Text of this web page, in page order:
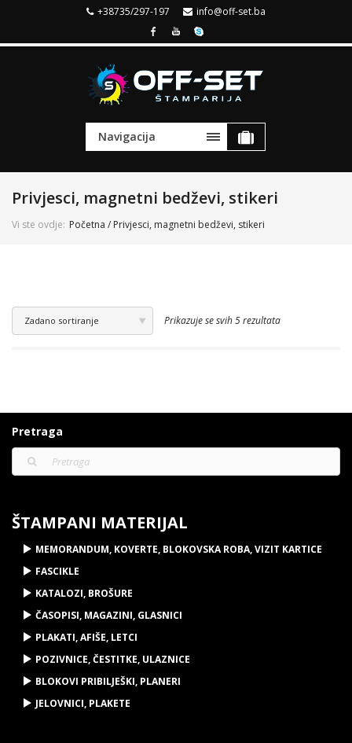
+38735/297-197 info@off-set.ba
Navigacija
Privjesci, magnetni bedževi, stikeri
Vi ste ovdje: Početna / Privjesci, magnetni bedževi, stikeri
Zadano sortiranje Prikazuje se svih 5 rezultata
Pretraga
ŠTAMPANI MATERIJAL
MEMORANDUM, KOVERTE, BLOKOVSKA ROBA, VIZIT KARTICE
FASCIKLE
KATALOZI, BROŠURE
ČASOPISI, MAGAZINI, GLASNICI
PLAKATI, AFIŠE, LETCI
POZIVNICE, ČESTITKE, ULAZNICE
BLOKOVI PRIBILJEŠKI, PLANERI
JELOVNICI, PLAKETE